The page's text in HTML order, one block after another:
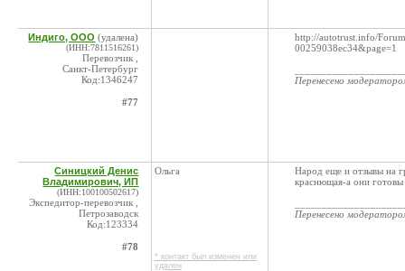
Индиго, ООО (удалена)
(ИНН:7811516261)
Перевозчик ,
Санкт-Петербург
Код:1346247
#77
http://autotrust.info/
00259038ec34&page=1
Перенесено
Синицкий Денис
Владимирович, ИП
(ИНН:100100502617)
Экспедитор-перевозчик ,
Петрозаводск
Код:123334
#78
Ольга
* контакт был изменен или
удален
Народ еще и отзывы на
краснющая-а они готовы
Перенесено